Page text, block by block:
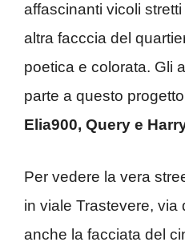
affascinanti vicoli
altra facccia del
poetica e colorata. Gli
parte a questo
Elia900, Query e
Per vedere la vera
in viale Trastevere, via
anche la facciata del